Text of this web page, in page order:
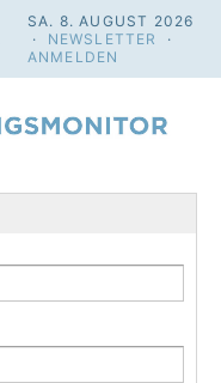
SA. 8. AUGUST 2026
· NEWSLETTER
·
ANMELDEN